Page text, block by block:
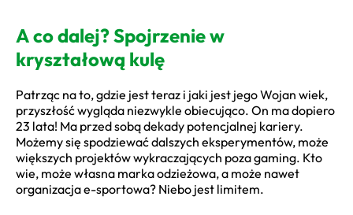
A co dalej? Spojrzenie w
kryształową kulę
Patrząc na to, gdzie jest teraz i jaki jest jego Wojan wiek,
przyszłość wygląda niezwykle obiecująco. On ma dopiero
23 lata! Ma przed sobą dekady potencjalnej kariery.
Możemy się spodziewać dalszych eksperymentów, może
większych projektów wykraczających poza gaming. Kto
wie, może własna marka odzieżowa, a może nawet
organizacja e-sportowa? Niebo jest limitem.